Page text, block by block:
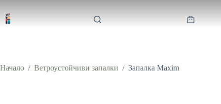
content
Shopping
Начало / Ветроустойчиви запалки / Запалка Maxim